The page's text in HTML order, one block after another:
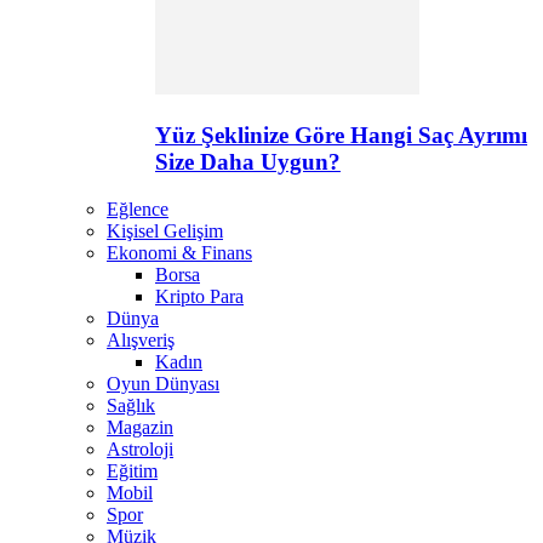
Yüz Şeklinize Göre Hangi Saç Ayrımı
Size Daha Uygun?
Eğlence
Kişisel Gelişim
Ekonomi & Finans
Borsa
Kripto Para
Dünya
Alışveriş
Kadın
Oyun Dünyası
Sağlık
Magazin
Astroloji
Eğitim
Mobil
Spor
Müzik